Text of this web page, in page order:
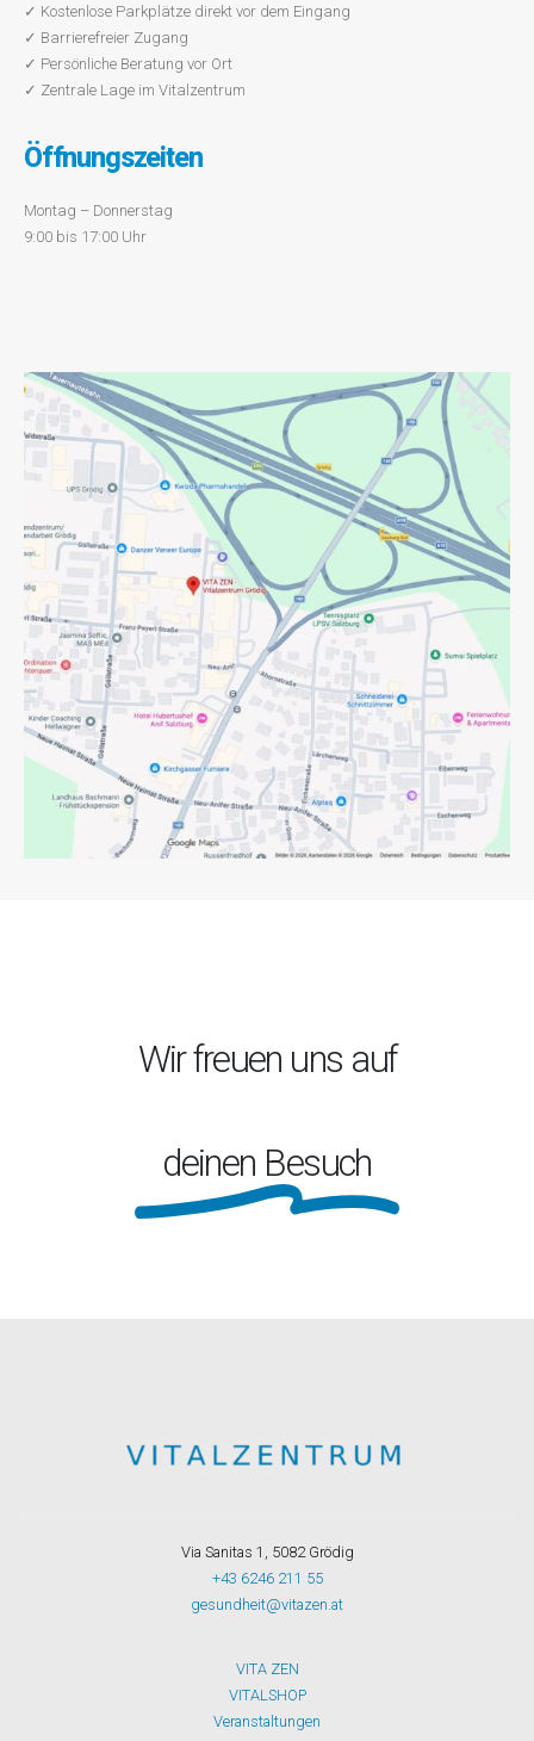
✓ Kostenlose Parkplätze direkt vor dem Eingang
✓ Barrierefreier Zugang
✓ Persönliche Beratung vor Ort
✓ Zentrale Lage im Vitalzentrum
Öffnungszeiten
Montag – Donnerstag
9:00 bis 17:00 Uhr
Wir freuen uns auf
deinen Besuch
Via Sanitas 1, 5082 Grödig
+43 6246 211 55
gesundheit@vitazen.at
VITA ZEN
VITALSHOP
Veranstaltungen